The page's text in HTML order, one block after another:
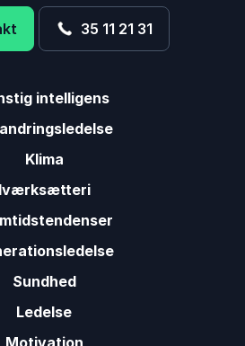
35 11 21 31
intelligens
Klima
Iværksætteri
Sundhed
Ledelse
Motivation